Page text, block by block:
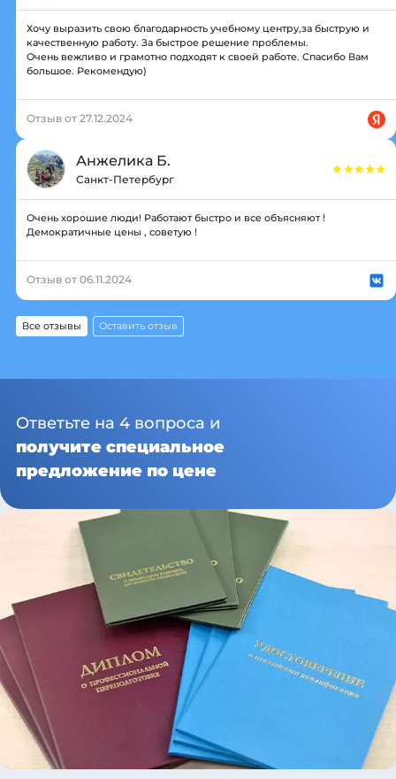
Хочу выразить свою благодарность учебному центру,за быструю и
качественную работу. За быстрое решение проблемы.
Очень вежливо и грамотно подходят к своей работе. Спасибо Вам
большое. Рекомендую)
Отзыв от 27.12.2024
Анжелика Б.
Санкт-Петербург
Очень хорошие люди! Работают быстро и все объясняют !
Демократичные цены , советую !
Отзыв от 06.11.2024
Все отзывы Оставить отзыв
Ответьте на 4 вопроса и
получите специальное
предложение по цене